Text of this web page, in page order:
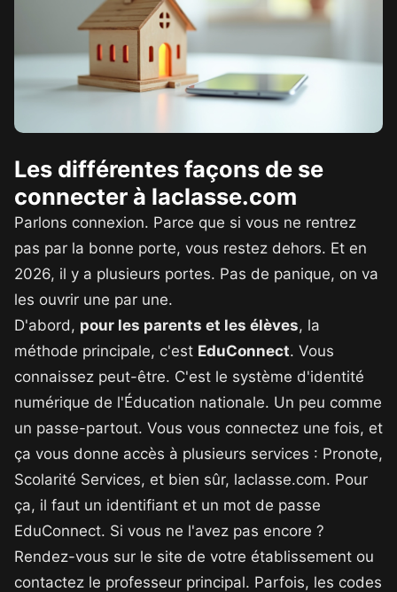
Les différentes façons de se
connecter à laclasse.com
Parlons connexion. Parce que si vous ne rentrez
pas par la bonne porte, vous restez dehors. Et en
2026, il y a plusieurs portes. Pas de panique, on va
les ouvrir une par une.
D'abord, pour les parents et les élèves, la
méthode principale, c'est EduConnect. Vous
connaissez peut-être. C'est le système d'identité
numérique de l'Éducation nationale. Un peu comme
un passe-partout. Vous vous connectez une fois, et
ça vous donne accès à plusieurs services : Pronote,
Scolarité Services, et bien sûr, laclasse.com. Pour
ça, il faut un identifiant et un mot de passe
EduConnect. Si vous ne l'avez pas encore ?
Rendez-vous sur le site de votre établissement ou
contactez le professeur principal. Parfois, les codes